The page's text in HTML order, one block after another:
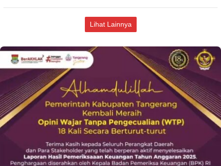
Lihat Lainnya